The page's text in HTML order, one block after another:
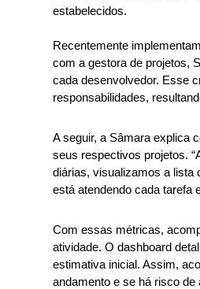
estabelecidos.
Recentemente
com a gestora de projetos,
cada desenvolvedor. Esse
responsabilidades,
A seguir, a Sâmara explica
seus respectivos projetos.
diárias, visualizamos a lista
está atendendo cada tarefa
Com essas métricas,
atividade. O dashboard
estimativa inicial. Assim,
andamento e se há risco de